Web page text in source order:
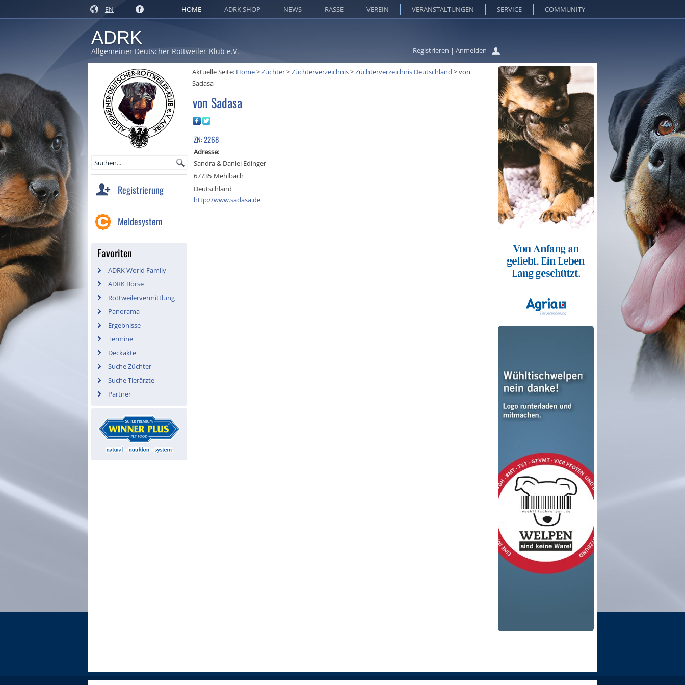
EN
Registrieren | Anmelden
HOME ADRK SHOP NEWS RASSE VEREIN VERANSTALTUNGEN SERVICE COMMUNITY
ADRK
Allgemeiner Deutscher Rottweiler-Klub e.V.
Registrierung
Meldesystem
Favoriten
ADRK World Family
ADRK Börse
Rottweilervermittlung
Panorama
Ergebnisse
Termine
Deckakte
Suche Züchter
Suche Tierärzte
Partner
Aktuelle Seite: Home>Züchter>Züchterverzeichnis>Züchterverzeichnis Deutschland >von
Sadasa
von Sadasa
ZN: 2268
Adresse:
Sandra & Daniel Edinger
67735 Mehlbach
Deutschland
http://www.sadasa.de